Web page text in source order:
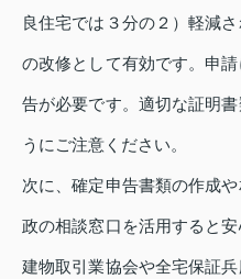
良住宅では３分の２）軽減
の改修として有効です。申
告が必要です。適切な証明
うにご注意ください。
次に、確定申告書類の作成
政の相談窓口を活用すると
建物取引業協会や全宅保証